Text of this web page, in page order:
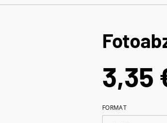
3,35
FORMAT